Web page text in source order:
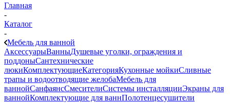
Главная
-
Каталог
-
Мебель для ванной
АксессуарыВанныДушевые уголки, ограждения и
поддоныСантехнические
люкиКомплектующиеКатегорияКухонные мойкиCливные
трапы и водоотводящие желобаМебель для
ваннойСанфаянсСмесителиСистемы инсталляцииЭкраны для
ваннойКомплектующие для ваннПолотенцесушители